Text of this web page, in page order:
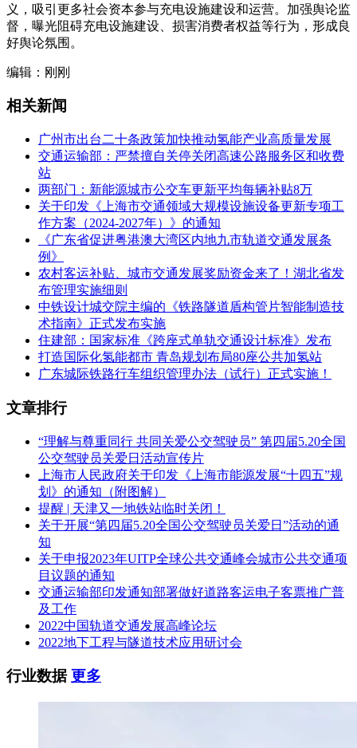
义，吸引更多社会资本参与充电设施建设和运营。加强舆论监
督，曝光阻碍充电设施建设、损害消费者权益等行为，形成良
好舆论氛围。
编辑：刚刚
相关新闻
广州市出台二十条政策加快推动氢能产业高质量发展
交通运输部：严禁擅自关停关闭高速公路服务区和收费
站
两部门：新能源城市公交车更新平均每辆补贴8万
关于印发《上海市交通领域大规模设施设备更新专项工
作方案（2024-2027年）》的通知
《广东省促进粤港澳大湾区内地九市轨道交通发展条
例》
农村客运补贴、城市交通发展奖励资金来了！湖北省发
布管理实施细则
中铁设计城交院主编的《铁路隧道盾构管片智能制造技
术指南》正式发布实施
住建部：国家标准《跨座式单轨交通设计标准》发布
打造国际化氢能都市 青岛规划布局80座公共加氢站
广东城际铁路行车组织管理办法（试行）正式实施！
文章排行
“理解与尊重同行 共同关爱公交驾驶员” 第四届5.20全国
公交驾驶员关爱日活动宣传片
上海市人民政府关于印发《上海市能源发展“十四五”规
划》的通知（附图解）
提醒 | 天津又一地铁站临时关闭！
关于开展“第四届5.20全国公交驾驶员关爱日”活动的通
知
关于申报2023年UITP全球公共交通峰会城市公共交通项
目议题的通知
交通运输部印发通知部署做好道路客运电子客票推广普
及工作
2022中国轨道交通发展高峰论坛
2022地下工程与隧道技术应用研讨会
行业数据更多